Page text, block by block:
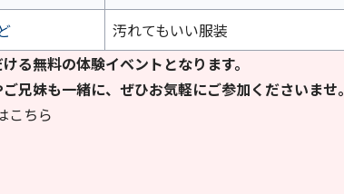
汚れてもいい服装
る無料の体験イベントとなります。
兄妹も一緒に、ぜひお気軽にご参加くださいませ。
こちら